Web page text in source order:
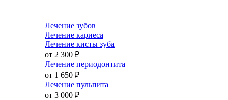
Лечение зубов
Лечение кариеса
Лечение кисты зуба
от 2 300 ₽
Лечение периодонтита
от 1 650 ₽
Лечение пульпита
от 3 000 ₽